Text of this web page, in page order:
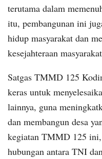
terutama dalam
itu, pembangunan ini
hidup masyarakat dan
kesejahteraan
Satgas TMMD 125
keras untuk
lainnya, guna
dan membangun desa
kegiatan TMMD 125 ini,
hubungan antara TNI